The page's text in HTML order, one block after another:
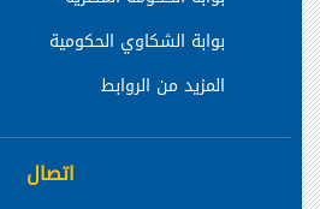
بوابة الشكاوي الحكومية
المزيد من الروابط
اتصال